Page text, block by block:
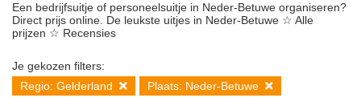
Een bedrijfsuitje of personeelsuitje in Neder-Betuwe organiseren?
Direct prijs online. De leukste uitjes in Neder-Betuwe ☆ Alle
prijzen ☆ Recensies
Je gekozen filters:
Regio: Gelderland
Plaats: Neder-Betuwe